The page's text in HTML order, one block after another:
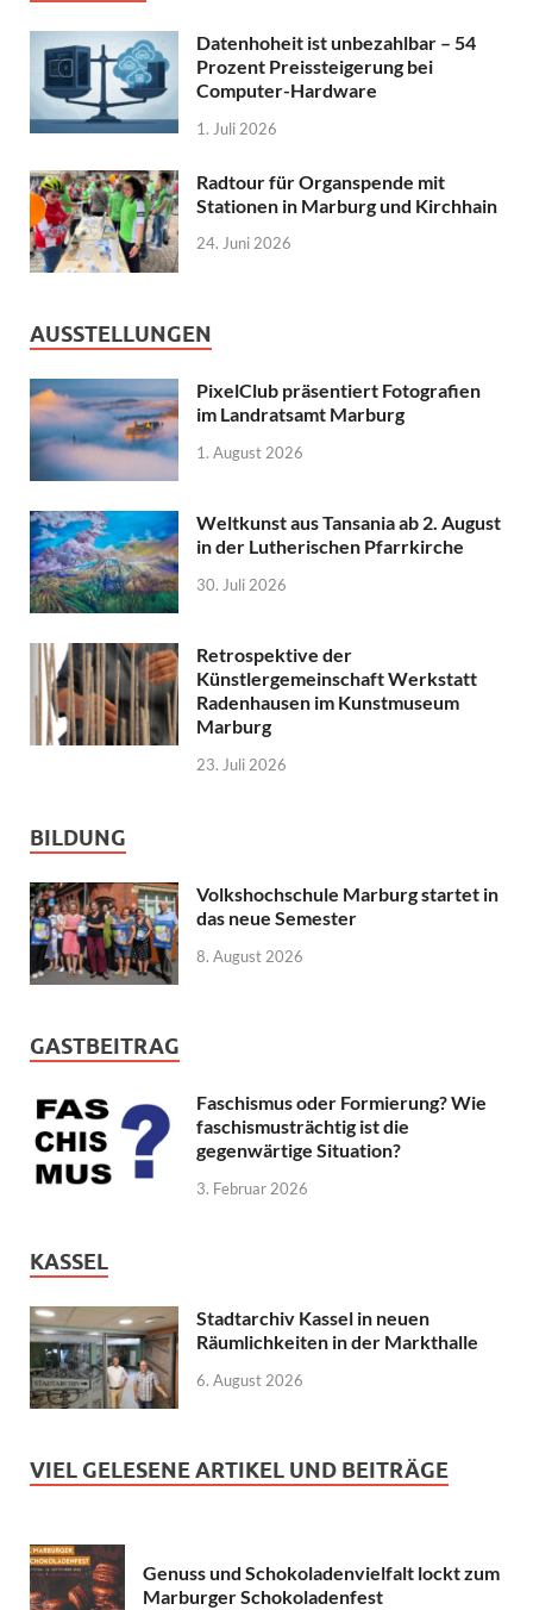
Datenhoheit ist unbezahlbar – 54
Prozent Preissteigerung bei
Computer-Hardware
1. Juli 2026
Radtour für Organspende mit
Stationen in Marburg und Kirchhain
24. Juni 2026
AUSSTELLUNGEN
PixelClub präsentiert Fotografien
im Landratsamt Marburg
1. August 2026
Weltkunst aus Tansania ab 2. August
in der Lutherischen Pfarrkirche
30. Juli 2026
Retrospektive der
Künstlergemeinschaft Werkstatt
Radenhausen im Kunstmuseum
Marburg
23. Juli 2026
BILDUNG
Volkshochschule Marburg startet in
das neue Semester
8. August 2026
GASTBEITRAG
Faschismus oder Formierung? Wie
faschismusträchtig ist die
gegenwärtige Situation?
3. Februar 2026
KASSEL
Stadtarchiv Kassel in neuen
Räumlichkeiten in der Markthalle
6. August 2026
VIEL GELESENE ARTIKEL UND BEITRÄGE
Genuss und Schokoladenvielfalt lockt zum
Marburger Schokoladenfest